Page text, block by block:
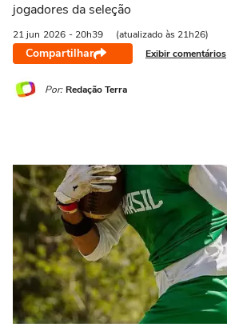
jogadores da seleção
21 jun 2026 - 20h39 (atualizado às 21h26)
Compartilhar Exibir comentários
Por: Redação Terra